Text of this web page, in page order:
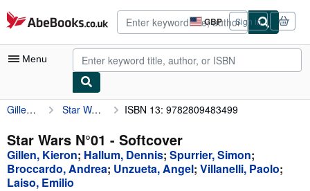
Skip to main content
AbeBooks.co.uk GBP
Site
shopping
preferences
Sign in
Menu
My Account
My Purchases
Advanced Search
Browse Collections
Gillen, Kieron Star Wars N°01 ISBN 13: 9782809483499
Star Wars N°01 - Softcover
Gillen, Kieron; Hallum, Dennis; Spurrier, Simon;
Broccardo, Andrea; Unzueta, Angel; Villanelli, Paolo;
Laiso, Emilio